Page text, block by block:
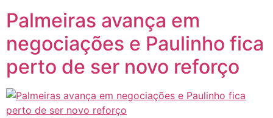
Palmeiras avança em
negociações e Paulinho fica
perto de ser novo reforço